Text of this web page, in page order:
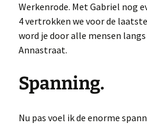
Werkenrode. Met Gabriel nog
4 vertrokken we voor de
word je door alle mensen
Annastraat.
Spanning.
Nu pas voel ik de enorme